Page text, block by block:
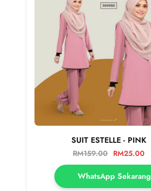
SUIT ESTELLE - PINK
RM159.00 RM25.00
WhatsApp Sekarang